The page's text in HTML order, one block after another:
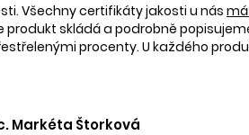
Všechny certifikáty jakosti u nás
skládá a podrobně
procenty. U každého
Markéta Štorková